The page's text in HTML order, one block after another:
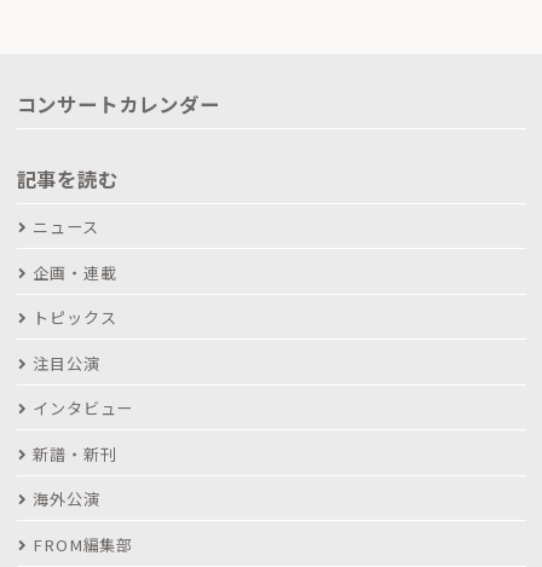
コンサートカレンダー
記事を読む
ニュース
企画・連載
トピックス
注目公演
インタビュー
新譜・新刊
海外公演
FROM編集部